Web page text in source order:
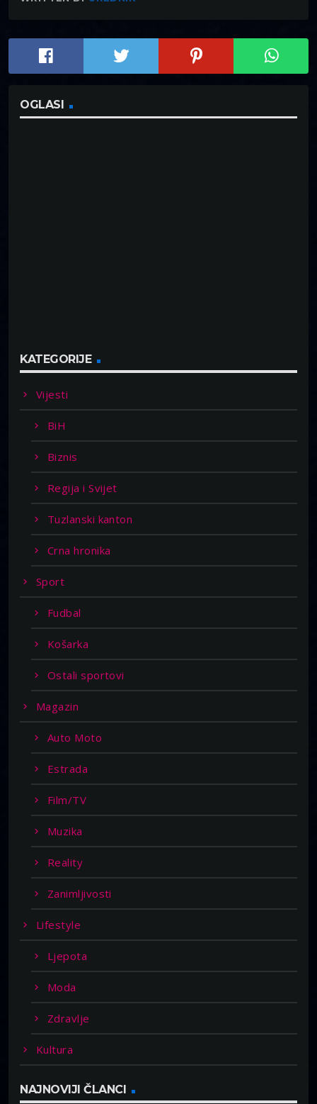
OGLASI
KATEGORIJE
Vijesti
BiH
Biznis
Regija i Svijet
Tuzlanski kanton
Crna hronika
Sport
Fudbal
Košarka
Ostali sportovi
Magazin
Auto Moto
Estrada
Film/TV
Muzika
Reality
Zanimljivosti
Lifestyle
Ljepota
Moda
Zdravlje
Kultura
NAJNOVIJI ČLANCI